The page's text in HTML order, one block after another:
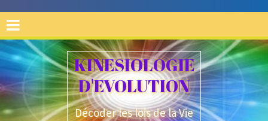
KINESIOLOGIE
D'EVOLUTION
Décoder les lois de la Vie